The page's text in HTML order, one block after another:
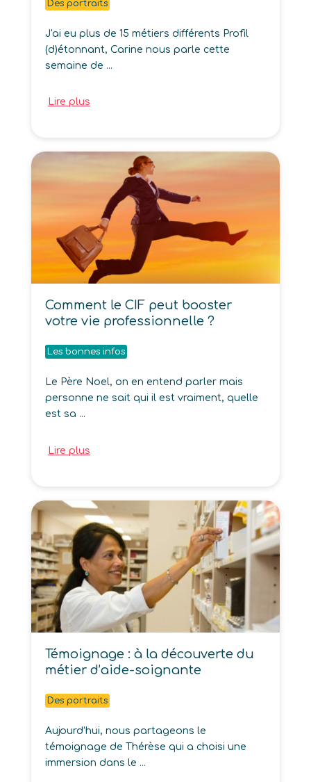
Des portraits
J'ai eu plus de 15 métiers différents Profil
(d)étonnant, Carine nous parle cette
semaine de ...
Lire plus
Comment le CIF peut booster
votre vie professionnelle ?
Les bonnes infos
Le Père Noel, on en entend parler mais
personne ne sait qui il est vraiment, quelle
est sa ...
Lire plus
Témoignage : à la découverte du
métier d’aide-soignante
Des portraits
Aujourd’hui, nous partageons le
témoignage de Thérèse qui a choisi une
immersion dans le ...